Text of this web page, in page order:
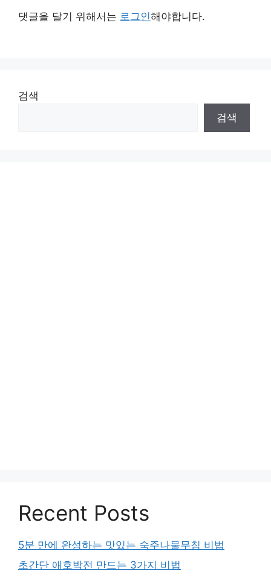
댓글을 달기 위해서는 로그인해야합니다.
검색
검색
Recent Posts
5분 만에 완성하는 맛있는 숙주나물무침 비법
초간단 애호박전 만드는 3가지 비법